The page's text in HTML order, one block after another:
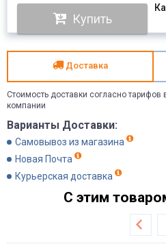
Купить
Доставка
Стоимость доставки согласно
компании
Варианты Доставки:
Самовывоз из магазина
Новая Почта
Курьерская доставка
С этим